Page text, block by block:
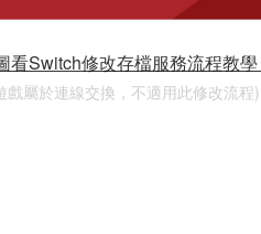
看Switch修改存檔服務流程教
戲屬於連線交換，不適用此修改流程)